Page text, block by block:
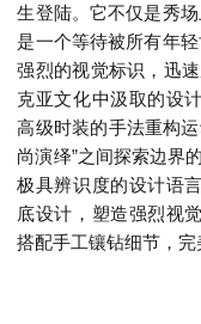
生登陆。它不仅是秀
是一个等待被所有年
强烈的视觉标识，迅
克亚文化中汲取的设
高级时装的手法重构
尚演绎”之间探索边界
极具辨识度的设计语
底设计，塑造强烈视
搭配手工镶钻细节，完